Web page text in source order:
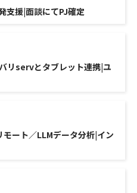
支援|面談にてPJ確定
リservとタブレット連携|ユ
モート／LLMデータ分析|イン